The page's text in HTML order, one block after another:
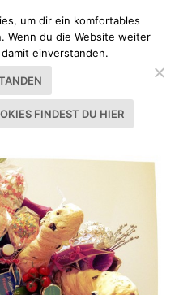
um dir ein komfortables
Wenn du die Website weiter
einverstanden.
FINDEST DU HIER